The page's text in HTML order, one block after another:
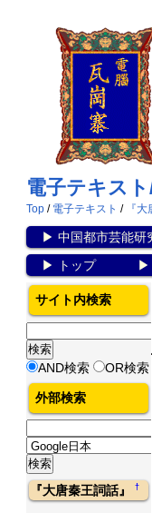
電子テキス
Top / 電子テキスト / 『大
▶ 中国都市芸能研
▶
トップ▶
サイト内検索
AND検索 OR検索
外部検索
『大唐秦王詞話』†